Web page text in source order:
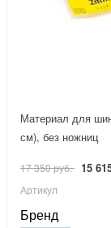
Материал для
см), без ножниц
17 350 руб. 15
Артикул
Бренд